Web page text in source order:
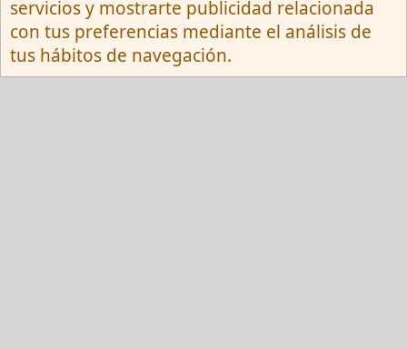
S
S
Community platform by XenForo ® © 2010-
2026 XenForo Ltd.
servicios y mostrarte publicidad relacionada
con tus preferencias mediante el análisis de
tus hábitos de navegación.